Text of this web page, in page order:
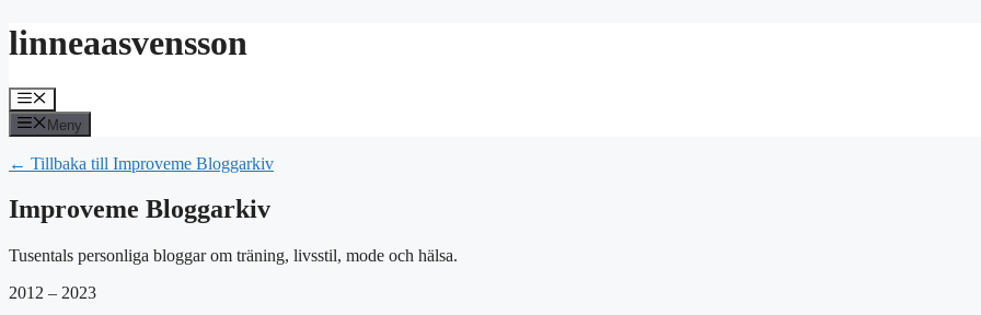
Hoppa
till
linneaasvensson
Meny
Meny
← Tillbaka till Improveme Bloggarkiv
Improveme Bloggarkiv
Tusentals personliga bloggar om träning, livsstil, mode och hälsa.
2012 – 2023